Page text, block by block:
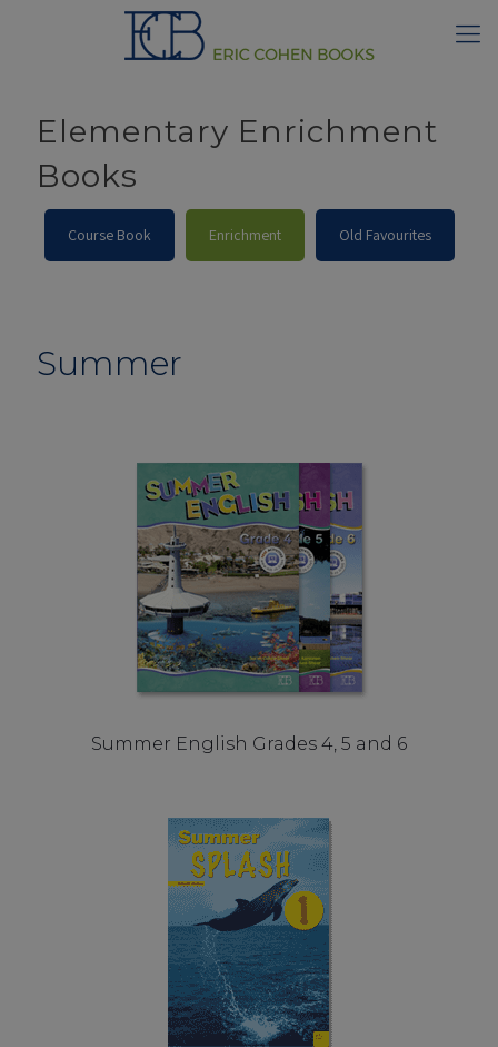
Elementary Enrichment
Books
Course Book Enrichment Old Favourites
Summer
Summer English Grades 4, 5 and 6